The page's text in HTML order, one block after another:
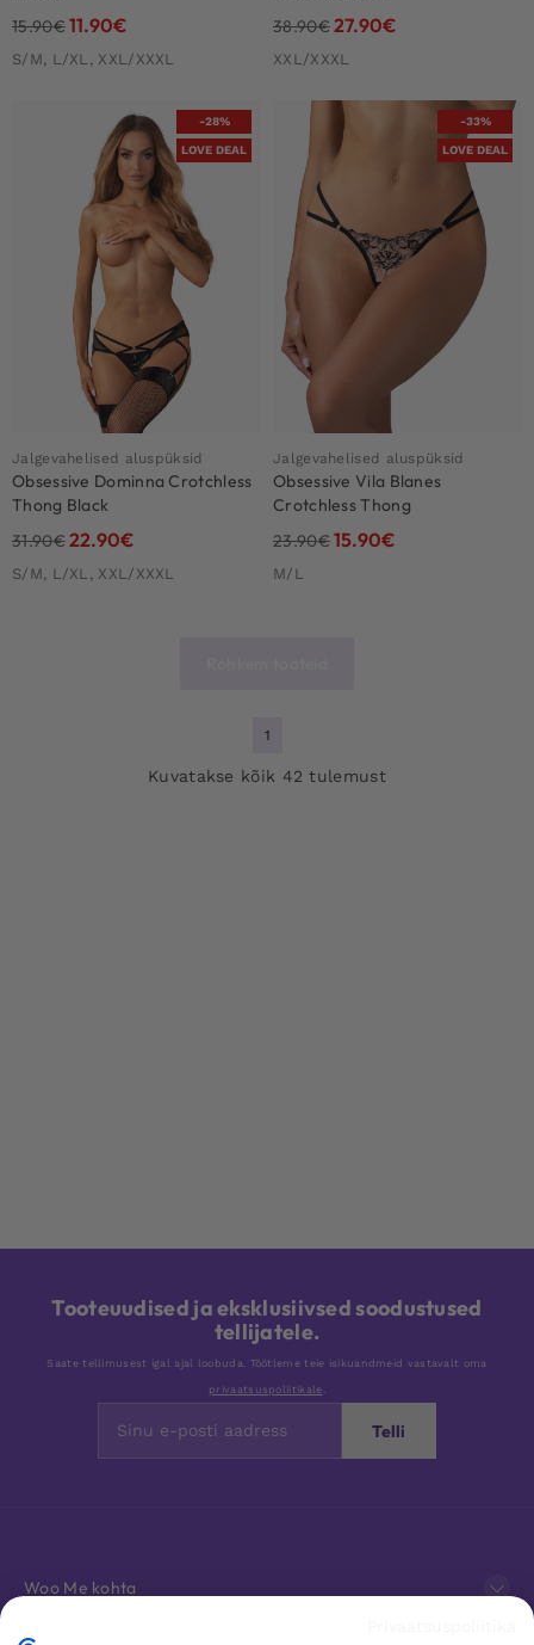
15.90€11.90€
S/M, L/XL, XXL/XXXL
38.90€27.90€
XXL/XXXL
-28%
LOVE DEAL
Jalgevahelised aluspüksid
Obsessive Dominna Crotchless
Thong Black
31.90€22.90€
S/M, L/XL, XXL/XXXL
-33%
LOVE DEAL
Jalgevahelised aluspüksid
Obsessive Vila Blanes
Crotchless Thong
23.90€15.90€
M/L
1
Kuvatakse kõik 42 tulemust
Tooteuudised ja eksklusiivsed soodustused
tellijatele.
Saate tellimusest igal ajal loobuda. Töötleme teie isikuandmeid vastavalt oma
privaatsuspoliitikale .
Telli
Woo Me kohta